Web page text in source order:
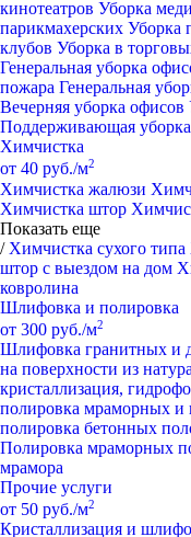
кинотеатров Уборка
парикмахерских Уборка
клубов Уборка в
Генеральная уборка
пожара Генеральная
Вечерняя уборка офисов
Поддерживающая уборка
Химчистка
от 40 руб./м2
Химчистка жалюзи
Химчистка штор
Показать еще
/ Химчистка сухого типа
штор с выездом на дом
ковролина
Шлифовка и полировка
от 300 руб./м2
Шлифовка гранитных и
на поверхности из
кристаллизация,
полировка мраморных и
полировка бетонных
Полировка мраморных
мрамора
Прочие услуги
от 50 руб./м2
Кристаллизация и